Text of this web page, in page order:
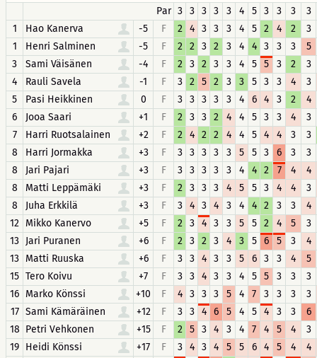
Par 3 3 3 3 3 4 5 3 3 3
3
1
Hao Kanerva -5 F 2 4 3 3 3 4 5 2 4 2
3
1
Henri Salminen -5 F 2 2 3 2 3 4 4 3 3 3
5
3
Sami Väisänen -4 F 2 3 2 3 3 4 5 5 3 2
3
4
Rauli Savela -1 F 3 2 5 2 3 3 5 3 3 4
3
5
Pasi Heikkinen 0 F 3 3 3 3 3 4 6 4 3 2
4
6
Jooa Saari +1 F 2 3 3 2 4 4 5 3 3 4
3
7
Harri Ruotsalainen +2 F 2 4 2 2 4 4 5 4 4 3
3
8
Harri Jormakka +3 F 3 3 3 3 3 5 5 3 6 3
3
8
Jari Pajari +3 F 3 3 3 3 3 4 4 2 7 4
4
8
Matti Leppämäki +3 F 2 3 3 3 4 5 5 3 4 4
3
8
Juha Erkkilä +3 F 3 4 3 4 3 4 4 2 3 3
4
12 Mikko Kanervo +5 F 2 3 4 3 3 5 5 2 4 5
3
13 Jari Puranen +6 F 2 3 2 3 4 3 5 6 5 3
4
13 Matti Ruuska +6 F 3 3 4 3 3 5 6 3 3 4
5
15 Tero Koivu +7 F 3 3 4 3 3 4 5 5 3 3
3
16 Marko Könssi +10 F 4 3 3 3 5 4 7 3 3 3
3
17 Sami Kämäräinen +12 F 3 3 4 6 5 4 5 4 3 3
6
18 Petri Vehkonen +15 F 2 5 3 4 3 4 7 4 5 4
3
19 Heidi Könssi +17 F 3 4 3 4 5 5 6 4 5 4 4